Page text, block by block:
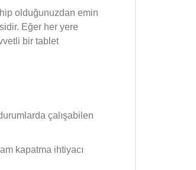
olduğunuzdan emin
Eğer her yere
bir tablet
çalışabilen
kapatma ihtiyacı